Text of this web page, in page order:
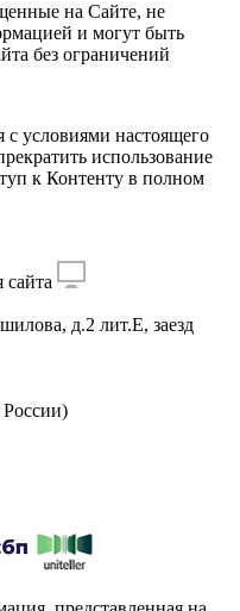
на Сайте, не
и могут быть
без ограничений
с условиями настоящего
использование
к Контенту в полном
сайта
д.2 лит.Е, заезд